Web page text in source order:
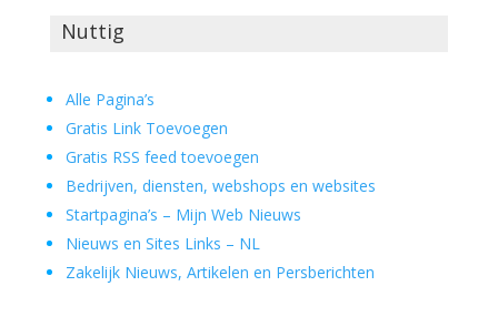
Nuttig
Alle Pagina’s
Gratis Link Toevoegen
Gratis RSS feed toevoegen
Bedrijven, diensten, webshops en websites
Startpagina’s – Mijn Web Nieuws
Nieuws en Sites Links – NL
Zakelijk Nieuws, Artikelen en Persberichten